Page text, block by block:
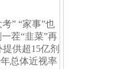
” “家事”也
茬“韭菜”再
供超15亿剂
总体近视率